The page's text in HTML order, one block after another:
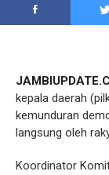
kepala daerah
kemunduran
langsung oleh
Koordinator